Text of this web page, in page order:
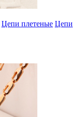
Цепи плетеные Цепи